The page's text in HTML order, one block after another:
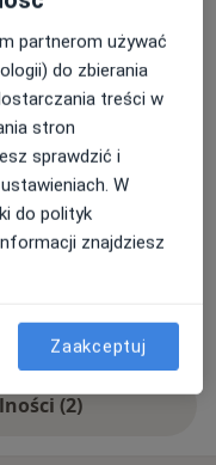
i ginekologii
wykonywane z
technologii,
komfort i
Pacjentki.
USG tarczycy,
I, II i III
Pokaż więcej aktualności (2)
partnerom używać
do zbierania
treści w
stron
sprawdzić i
W
do polityk
znajdziesz
Zaakceptuj